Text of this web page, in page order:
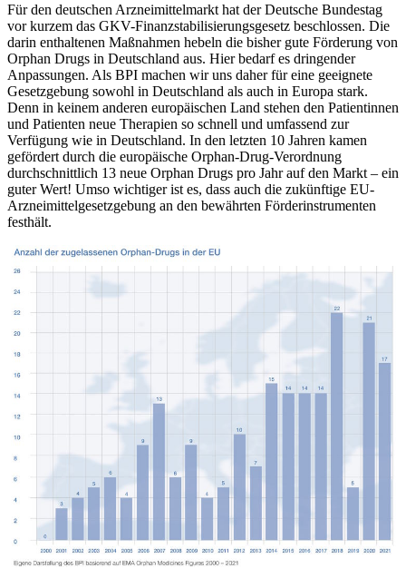
Für den deutschen Arzneimittelmarkt hat der Deutsche Bundestag
vor kurzem das GKV-Finanzstabilisierungsgesetz beschlossen. Die
darin enthaltenen Maßnahmen hebeln die bisher gute Förderung von
Orphan Drugs in Deutschland aus. Hier bedarf es dringender
Anpassungen. Als BPI machen wir uns daher für eine geeignete
Gesetzgebung sowohl in Deutschland als auch in Europa stark.
Denn in keinem anderen europäischen Land stehen den Patientinnen
und Patienten neue Therapien so schnell und umfassend zur
Verfügung wie in Deutschland. In den letzten 10 Jahren kamen
gefördert durch die europäische Orphan-Drug-Verordnung
durchschnittlich 13 neue Orphan Drugs pro Jahr auf den Markt – ein
guter Wert! Umso wichtiger ist es, dass auch die zukünftige EU-
Arzneimittelgesetzgebung an den bewährten Förderinstrumenten
festhält.